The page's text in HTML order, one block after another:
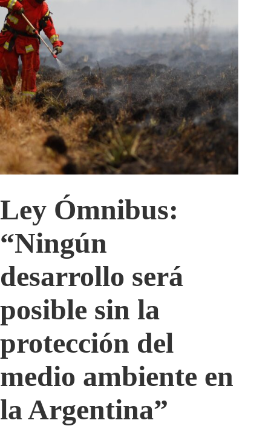
Ley Ómnibus:
“Ningún
desarrollo será
posible sin la
protección del
medio ambiente en
la Argentina”